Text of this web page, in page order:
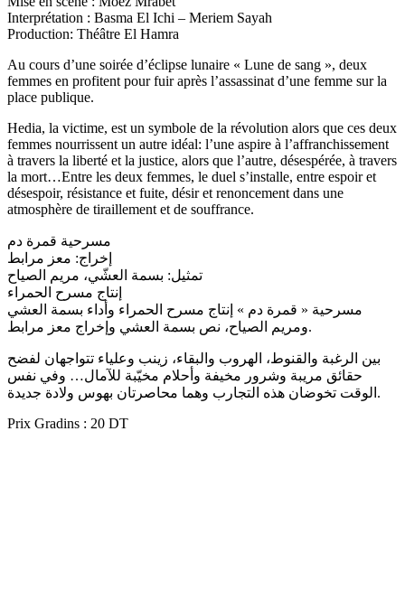
Interprétation : Basma El Ichi – Meriem Sayah
Production: Théâtre El Hamra
Au cours d’une soirée d’éclipse lunaire « Lune de sang », deux
femmes en profitent pour fuir après l’assassinat d’une femme sur la
place publique.
Hedia, la victime, est un symbole de la révolution alors que ces deux
femmes nourrissent un autre idéal: l’une aspire à l’affranchissement
à travers la liberté et la justice, alors que l’autre, désespérée, à travers
la mort…Entre les deux femmes, le duel s’installe, entre espoir et
désespoir, résistance et fuite, désir et renoncement dans une
atmosphère de tiraillement et de souffrance.
مسرحية قمرة دم
إخراج: معز مرابط
تمثيل: بسمة العشّي، مريم الصياح
إنتاج مسرح الحمراء
مسرحية « قمرة دم » إنتاج مسرح الحمراء وأداء بسمة العشي
ومريم الصياح، نص بسمة العشي وإخراج معز مرابط.
بين الرغبة والقنوط، الهروب والبقاء، زينب وعلياء تتواجهان لفضح
حقائق مريبة وشرور مخيفة وأحلام مخيّبة للآمال… وفي نفس
الوقت تخوضان هذه التجارب وهما محاصرتان بهوس ولادة جديدة.
Prix Gradins : 20 DT